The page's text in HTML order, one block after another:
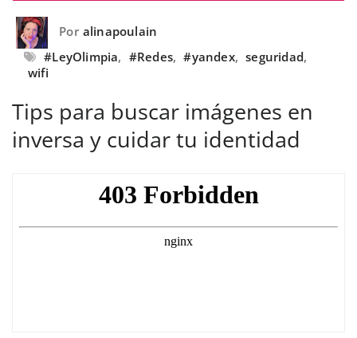
Por alinapoulain
#LeyOlimpia, #Redes, #yandex, seguridad,
wifi
Tips para buscar imágenes en
inversa y cuidar tu identidad